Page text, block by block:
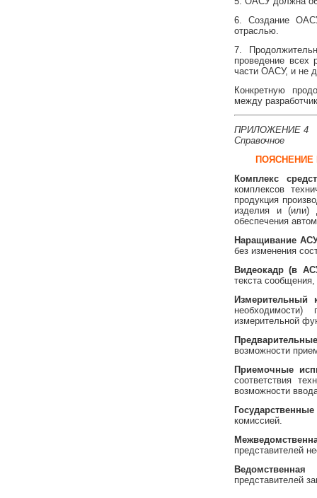
6. Создание
отраслью.
7.
проведение всех
части ОАСУ, и не
Конкретную
между
ПРИЛОЖЕНИЕ 4
Справочное
Комплекс
комплексов
продукция
изделия и (или)
обеспечения
Наращивание
без изменения
Видеокадр (в
текста
Измерительный
измерительной
возможности
Приемочные
соответствия
возможности
комиссией.
представителей
Ведомственная
представителей